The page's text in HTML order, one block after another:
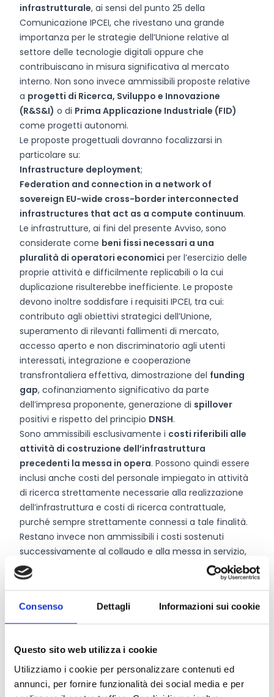
Consenso Dettagli Informazioni sui cookie
Questo sito web utilizza i cookie
Utilizziamo i cookie per personalizzare contenuti ed
annunci, per fornire funzionalità dei social media e per
infrastrutturale, ai sensi del punto 25 della
Comunicazione IPCEI, che rivestano una grande
importanza per le strategie dell’Unione relative al
settore delle tecnologie digitali oppure che
contribuiscano in misura significativa al mercato
interno. Non sono invece ammissibili proposte relative
a progetti di Ricerca, Sviluppo e Innovazione
(R&S&I) o di Prima Applicazione Industriale (FID)
come progetti autonomi.
Le proposte progettuali dovranno focalizzarsi in
particolare su:
Infrastructure deployment;
Federation and connection in a network of
sovereign EU-wide cross-border interconnected
infrastructures that act as a compute continuum.
Le infrastrutture, ai fini del presente Avviso, sono
considerate come beni fissi necessari a una
pluralità di operatori economici per l’esercizio delle
proprie attività e difficilmente replicabili o la cui
duplicazione risulterebbe inefficiente. Le proposte
devono inoltre soddisfare i requisiti IPCEI, tra cui:
contributo agli obiettivi strategici dell’Unione,
superamento di rilevanti fallimenti di mercato,
accesso aperto e non discriminatorio agli utenti
interessati, integrazione e cooperazione
transfrontaliera effettiva, dimostrazione del funding
gap, cofinanziamento significativo da parte
dell’impresa proponente, generazione di spillover
positivi e rispetto del principio DNSH.
Sono ammissibili esclusivamente i costi riferibili alle
attività di costruzione dell’infrastruttura
precedenti la messa in opera. Possono quindi essere
inclusi anche costi del personale impiegato in attività
di ricerca strettamente necessarie alla realizzazione
dell’infrastruttura e costi di ricerca contrattuale,
purché sempre strettamente connessi a tale finalità.
Restano invece non ammissibili i costi sostenuti
successivamente al collaudo e alla messa in servizio,
che devono tuttavia essere evidenziati nell’analisi
economico-finanziaria complessiva.
Chi può partecipare
Possono trasmettere la propria proposta progettuale
leimprese che dimostrino competenze e capacità
adeguate alla complessità delle iniziative e al